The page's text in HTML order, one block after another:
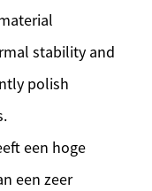
stability and
polish
een hoge
een zeer